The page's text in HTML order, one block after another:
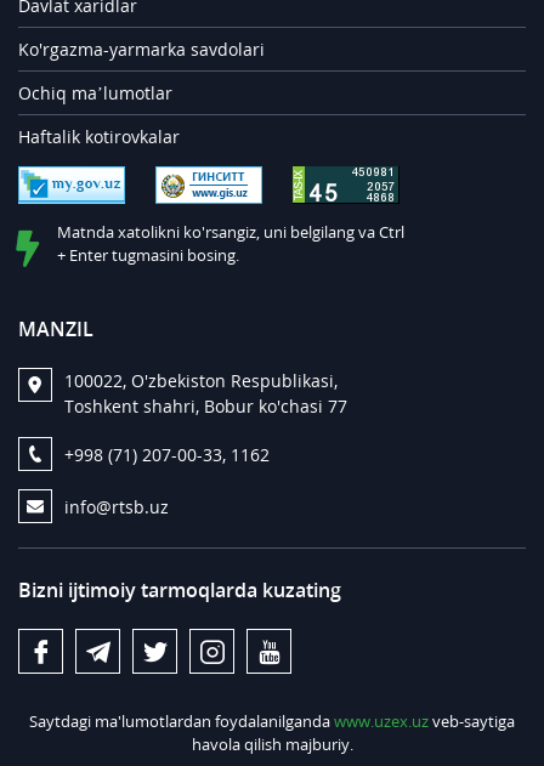
Davlat xaridlar
Ko'rgazma-yarmarka savdolari
Ochiq ma’lumotlar
Haftalik kotirovkalar
Matnda xatolikni ko'rsangiz, uni belgilang va Ctrl
+ Enter tugmasini bosing.
MANZIL
100022, O'zbekiston Respublikasi,
Toshkent shahri, Bobur ko'chasi 77
+998 (71) 207-00-33, 1162
info@rtsb.uz
Bizni ijtimoiy tarmoqlarda kuzating
Saytdagi ma'lumotlardan foydalanilgandawww.uzex.uzveb-saytiga
havola qilish majburiy.